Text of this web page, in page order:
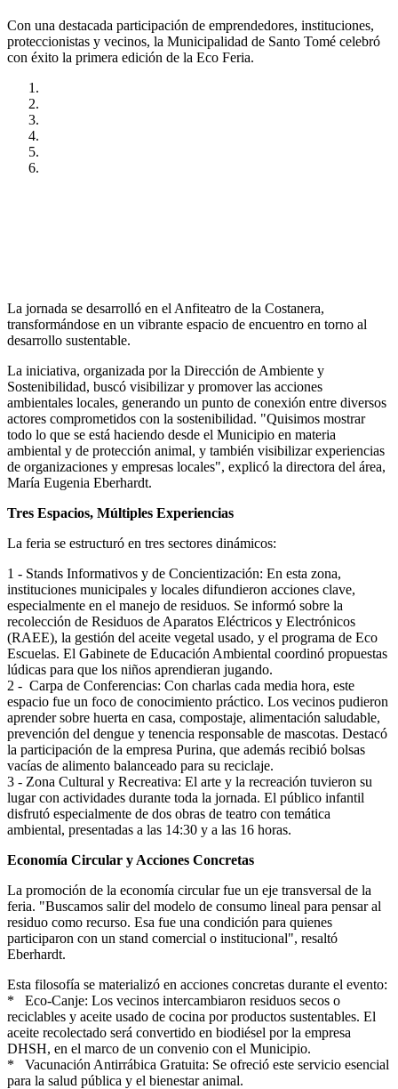
Con una destacada participación de emprendedores, instituciones,
proteccionistas y vecinos, la Municipalidad de Santo Tomé celebró
con éxito la primera edición de la Eco Feria.
La jornada se desarrolló en el Anfiteatro de la Costanera,
transformándose en un vibrante espacio de encuentro en torno al
desarrollo sustentable.
La iniciativa, organizada por la Dirección de Ambiente y
Sostenibilidad, buscó visibilizar y promover las acciones
ambientales locales, generando un punto de conexión entre diversos
actores comprometidos con la sostenibilidad. "Quisimos mostrar
todo lo que se está haciendo desde el Municipio en materia
ambiental y de protección animal, y también visibilizar experiencias
de organizaciones y empresas locales", explicó la directora del área,
María Eugenia Eberhardt.
Tres Espacios, Múltiples Experiencias
La feria se estructuró en tres sectores dinámicos:
1 - Stands Informativos y de Concientización: En esta zona,
instituciones municipales y locales difundieron acciones clave,
especialmente en el manejo de residuos. Se informó sobre la
recolección de Residuos de Aparatos Eléctricos y Electrónicos
(RAEE), la gestión del aceite vegetal usado, y el programa de Eco
Escuelas. El Gabinete de Educación Ambiental coordinó propuestas
lúdicas para que los niños aprendieran jugando.
2 - Carpa de Conferencias: Con charlas cada media hora, este
espacio fue un foco de conocimiento práctico. Los vecinos pudieron
aprender sobre huerta en casa, compostaje, alimentación saludable,
prevención del dengue y tenencia responsable de mascotas. Destacó
la participación de la empresa Purina, que además recibió bolsas
vacías de alimento balanceado para su reciclaje.
3 - Zona Cultural y Recreativa: El arte y la recreación tuvieron su
lugar con actividades durante toda la jornada. El público infantil
disfrutó especialmente de dos obras de teatro con temática
ambiental, presentadas a las 14:30 y a las 16 horas.
Economía Circular y Acciones Concretas
La promoción de la economía circular fue un eje transversal de la
feria. "Buscamos salir del modelo de consumo lineal para pensar al
residuo como recurso. Esa fue una condición para quienes
participaron con un stand comercial o institucional", resaltó
Eberhardt.
Esta filosofía se materializó en acciones concretas durante el evento:
* Eco-Canje: Los vecinos intercambiaron residuos secos o
reciclables y aceite usado de cocina por productos sustentables. El
aceite recolectado será convertido en biodiésel por la empresa
DHSH, en el marco de un convenio con el Municipio.
* Vacunación Antirrábica Gratuita: Se ofreció este servicio esencial
para la salud pública y el bienestar animal.